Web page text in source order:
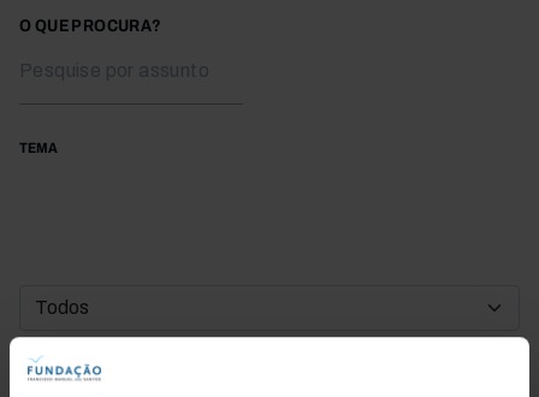
O QUE PROCURA?
TEMA
DATA DE INÍCIO